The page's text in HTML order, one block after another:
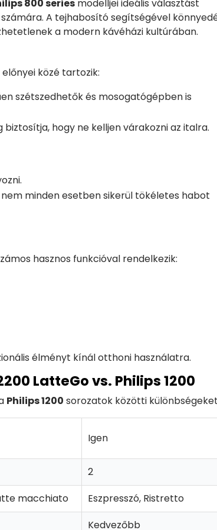
800 series modelljei ideális választást
A tejhabosító segítségével
a modern kávéházi kultúrában.
közé tartozik:
szétszedhetők és mosogatógépben is
hogy ne kelljen várakozni az italra.
minden esetben sikerül tökéletes habot
hasznos funkcióval rendelkezik:
élményt kínál otthoni használatra.
LatteGo vs. Philips 1200
Philips 1200 sorozatok közötti
Igen
2
macchiato
Eszpresszó, Ristretto
Kedvezőbb